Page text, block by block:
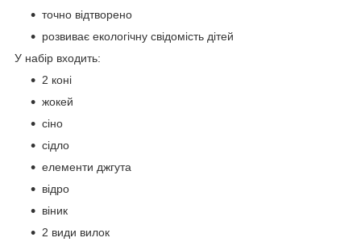
точно відтворено
розвиває екологічну свідомість дітей
У набір входить:
2 коні
жокей
сіно
сідло
елементи джгута
відро
віник
2 види вилок